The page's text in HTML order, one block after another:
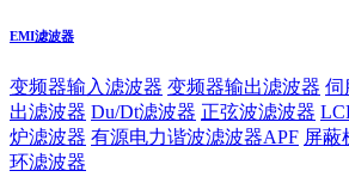
EMI滤波器
变频器输入滤波器 变频器输出滤波器 伺
出滤波器 Du/Dt滤波器 正弦波滤波器
炉滤波器 有源电力谐波滤波器APF 屏蔽
环滤波器